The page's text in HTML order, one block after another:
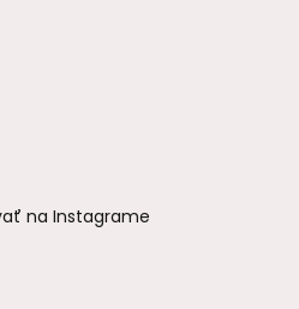
na Instagrame